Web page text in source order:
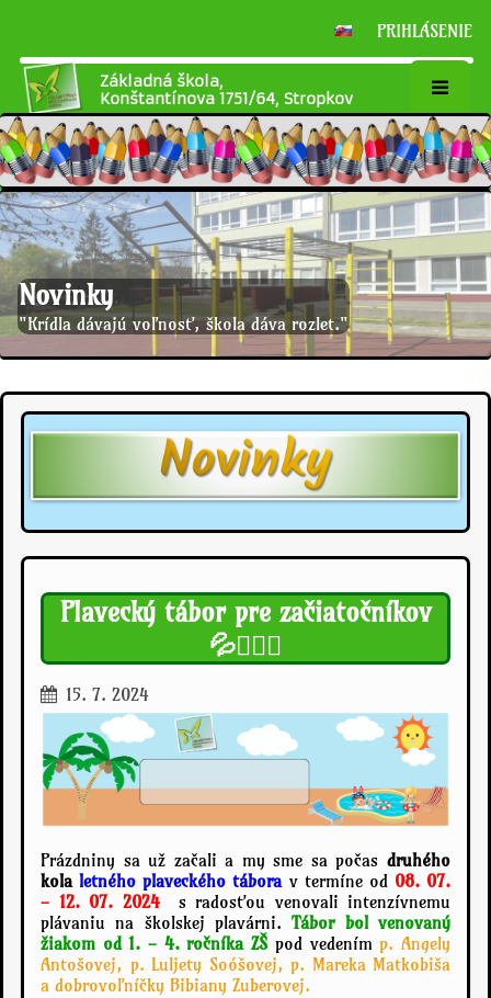
PRIHLÁSENIE
Základná škola,
Konštantínova 1751/64, Stropkov
Novinky
"Krídla dávajú voľnosť, škola dáva rozlet."
Novinky
Plavecký tábor pre začiatočníkov
💦🏊🏼‍♂️
15. 7. 2024
Prázdniny sa už začali a my sme sa počas druhého
kola letného plaveckého táborav termíne od 08. 07.
- 12. 07. 2024s radosťou venovali intenzívnemu
plávaniu na školskej plavárni.Tábor bol venovaný
žiakom od 1. - 4. ročníka ZŠpod vedením p. Angely
Antošovej, p. Luljety Soóšovej, p. Mareka Matkobiša
a dobrovoľníčky Bibiany Zuberovej.